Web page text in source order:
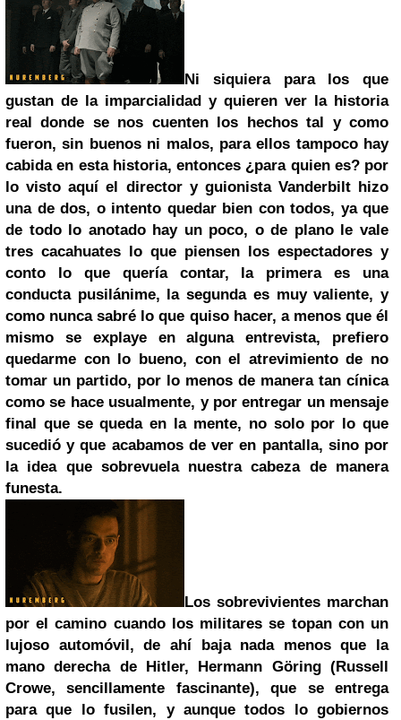
Ni siquiera para los que
gustan de la imparcialidad y quieren ver la historia
real donde se nos cuenten los hechos tal y como
fueron, sin buenos ni malos, para ellos tampoco hay
cabida en esta historia, entonces ¿para quien es? por
lo visto aquí el director y guionista Vanderbilt hizo
una de dos, o intento quedar bien con todos, ya que
de todo lo anotado hay un poco, o de plano le vale
tres cacahuates lo que piensen los espectadores y
conto lo que quería contar, la primera es una
conducta pusilánime, la segunda es muy valiente, y
como nunca sabré lo que quiso hacer, a menos que él
mismo se explaye en alguna entrevista, prefiero
quedarme con lo bueno, con el atrevimiento de no
tomar un partido, por lo menos de manera tan cínica
como se hace usualmente, y por entregar un mensaje
final que se queda en la mente, no solo por lo que
sucedió y que acabamos de ver en pantalla, sino por
la idea que sobrevuela nuestra cabeza de manera
funesta.
Los sobrevivientes marchan
por el camino cuando los militares se topan con un
lujoso automóvil, de ahí baja nada menos que la
mano derecha de Hitler, Hermann Göring (Russell
Crowe, sencillamente fascinante), que se entrega
para que lo fusilen, y aunque todos lo gobiernos